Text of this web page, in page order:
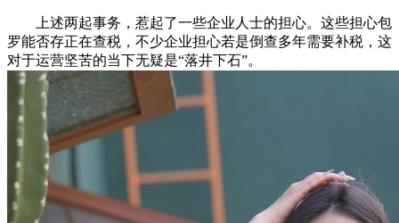
上述两起事务，惹起了一些企业人士的担心。这些担心包
罗能否存正在查税，不少企业担心若是倒查多年需要补税，这
对于运营坚苦的当下无疑是“落井下石”。